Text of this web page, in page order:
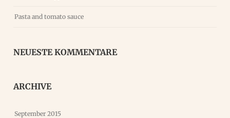
Pasta and tomato sauce
NEUESTE KOMMENTARE
ARCHIVE
September 2015